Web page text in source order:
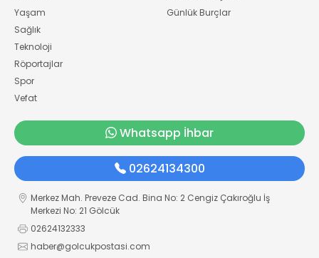
Yaşam
Sağlık
Teknoloji
Röportajlar
Spor
Vefat
Günlük Burçlar
Whatsapp İhbar
02624134300
Merkez Mah. Preveze Cad. Bina No: 2 Cengiz Çakıroğlu İş
Merkezi No: 21 Gölcük
02624132333
haber@golcukpostasi.com